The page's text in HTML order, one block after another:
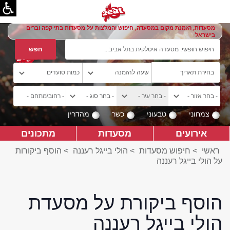
מסעדות, הזמנת מקום במסעדה, חיפוש והמלצות על מסעדות בתי קפה וברים
בישראל
צמחוני טבעוני כשר מהדרין
אירועים מסעדות מתכונים
ראשי > חיפוש מסעדות > הולי בייגל רעננה > הוסף ביקורות
על הולי בייגל רעננה
הוסף ביקורת על מסעדת
הולי בייגל רעננה